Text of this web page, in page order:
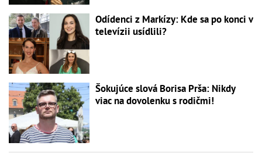
Odídenci z Markízy: Kde sa po konci v
televízii usídlili?
Šokujúce slová Borisa Prša: Nikdy
viac na dovolenku s rodičmi!